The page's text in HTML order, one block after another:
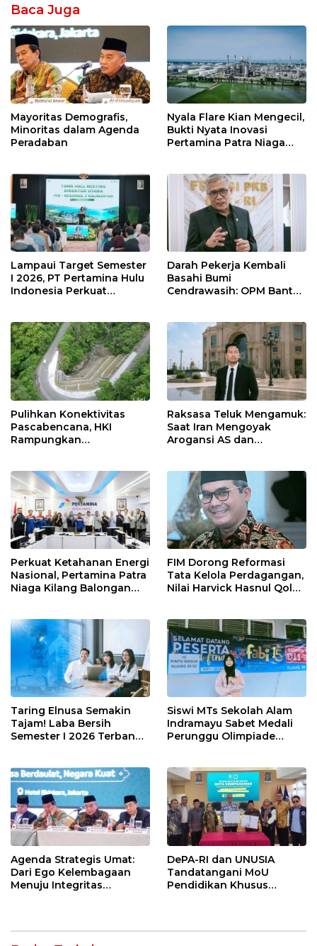
Baca Juga
Mayoritas Demografis,
Minoritas dalam Agenda
Peradaban
Nyala Flare Kian Mengecil,
Bukti Nyata Inovasi
Pertamina Patra Niaga
Lampaui Target Semester
I 2026, PT Pertamina Hulu
Indonesia Perkuat
Keselamatan Kerja
Darah Pekerja Kembali
Basahi Bumi
Cendrawasih: OPM Bantai
Pulihkan Konektivitas
Pascabencana, HKI
Rampungkan
Raksasa Teluk Mengamuk:
Saat Iran Mengoyak
Arogansi AS dan
Perkuat Ketahanan Energi
Nasional, Pertamina Patra
Niaga Kilang Balongan
FIM Dorong Reformasi
Tata Kelola Perdagangan,
Nilai Harvick Hasnul Qolbi
Taring Elnusa Semakin
Tajam! Laba Bersih
Semester I 2026 Terbang
Siswi MTs Sekolah Alam
Indramayu Sabet Medali
Perunggu Olimpiade
Agenda Strategis Umat:
Dari Ego Kelembagaan
Menuju Integritas
DePA-RI dan UNUSIA
Tandatangani MoU
Pendidikan Khusus